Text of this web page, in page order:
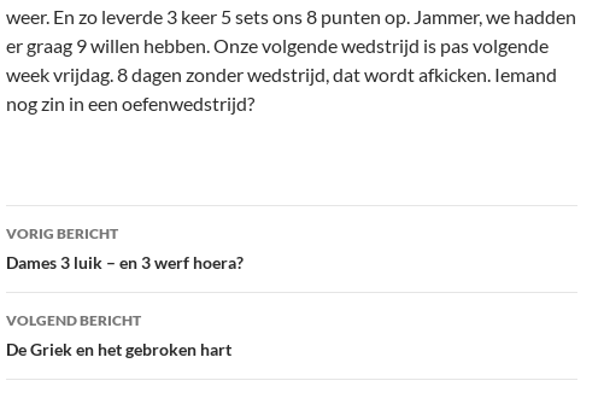
weer. En zo leverde 3 keer 5 sets ons 8 punten op. Jammer, we hadden
er graag 9 willen hebben. Onze volgende wedstrijd is pas volgende
week vrijdag. 8 dagen zonder wedstrijd, dat wordt afkicken. Iemand
nog zin in een oefenwedstrijd?
Bericht
navigatie
VORIG BERICHT
Dames 3 luik – en 3 werf hoera?
VOLGEND BERICHT
De Griek en het gebroken hart